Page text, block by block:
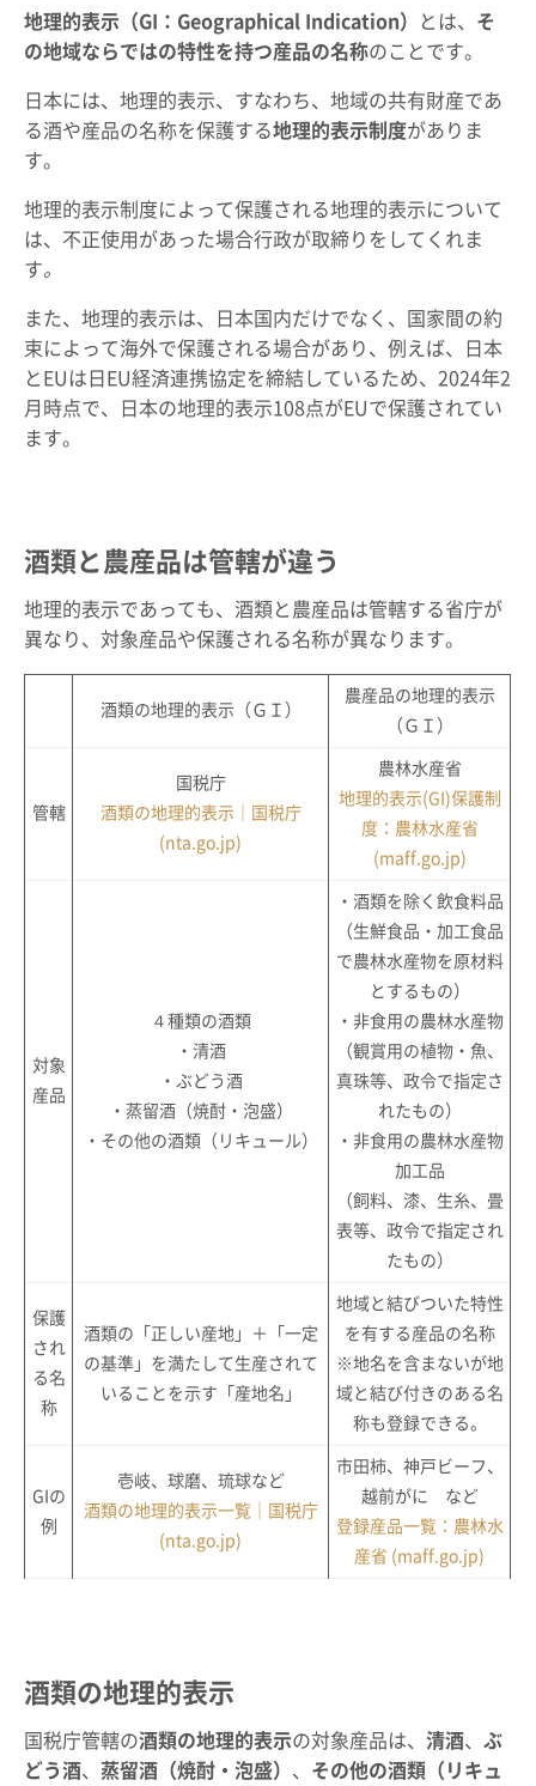
地理的表示（GI：Geographical Indication） とは、 そ
の地域ならではの特性を持つ産品の名称のことです。
日本には、地理的表示、すなわち、地域の共有財産であ
る酒や産品の名称を保護する地理的表示制度がありま
す。
地理的表示制度によって保護される地理的表示について
は、不正使用があった場合行政が取締りをしてくれま
す。
また、地理的表示は、日本国内だけでなく、国家間の約
束によって海外で保護される場合があり、例えば、日本
とEUは日EU経済連携協定を締結しているため、2024年2
月時点で、日本の地理的表示108点がEUで保護されてい
ます。
酒類と農産品は管轄が違う
地理的表示であっても、酒類と農産品は管轄する省庁が
異なり、対象産品や保護される名称が異なります。
酒類の地理的表示（ＧＩ）
農産品の地理的表示
（ＧＩ）
管轄
国税庁
酒類の地理的表示｜国税庁
(nta.go.jp)
農林水産省
地理的表示(GI)保護制
度：農林水産省
(maff.go.jp)
対象
産品
４種類の酒類
・清酒
・ぶどう酒
・蒸留酒（焼酎・泡盛）
・その他の酒類（リキュール）
・酒類を除く飲食料品
（生鮮食品・加工食品
で農林水産物を原材料
とするもの）
・非食用の農林水産物
（観賞用の植物・魚、
真珠等、政令で指定さ
れたもの）
・非食用の農林水産物
加工品
（飼料、漆、生糸、畳
表等、政令で指定され
たもの）
保護
され
る名
称
酒類の「正しい産地」＋「一定
の基準」を満たして生産されて
いることを示す「産地名」
地域と結びついた特性
を有する産品の名称
※地名を含まないが地
域と結び付きのある名
称も登録できる。
GIの
例
壱岐、球磨、琉球など
酒類の地理的表示一覧｜国税庁
(nta.go.jp)
市田柿、神戸ビーフ、
越前がに など
登録産品一覧：農林水
産省 (maff.go.jp)
酒類の地理的表示
国税庁管轄の酒類の地理的表示の対象産品は、 清酒、 ぶ
どう酒、 蒸留酒（焼酎・泡盛） 、 その他の酒類（リキュ